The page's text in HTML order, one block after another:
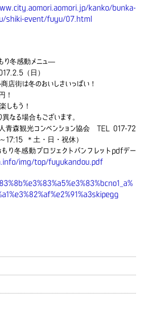
kanko/bunka-
shiki-event/fuyu/07.html
り冬感動メニュ―
（日）
店街は冬のおいしさいっぱい！
！
しもう！
なる場合もございます。
青森観光コンベンション協会 TEL 017-72
17:15 ＊土・日・祝休）
り冬感動プロジェクトパンフレットpdfデー
img/top/fuyukandou.pdf